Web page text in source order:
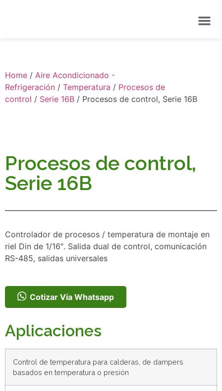
Home / Aire Acondicionado -
Refrigeración / Temperatura / Procesos de
control / Serie 16B / Procesos de control, Serie 16B
Procesos de control,
Serie 16B
Controlador de procesos / temperatura de montaje en
riel Din de 1/16″. Salida dual de control, comunicación
RS-485, salidas universales
Cotizar Vía Whatsapp
Aplicaciones
Control de temperatura para calderas, de dampers
basados en temperatura o presión